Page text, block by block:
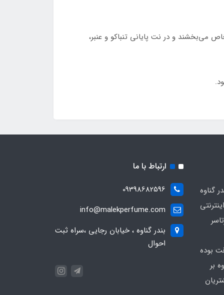
می‌بخشند و در نت پایانی تنباکو و عنبر،
گناوه
بوده
بر
ارتباط با ما
09398682596
info@malekperfume.com
بندر گناوه ، خیابان رجایی ،سراه ثبت
احوال